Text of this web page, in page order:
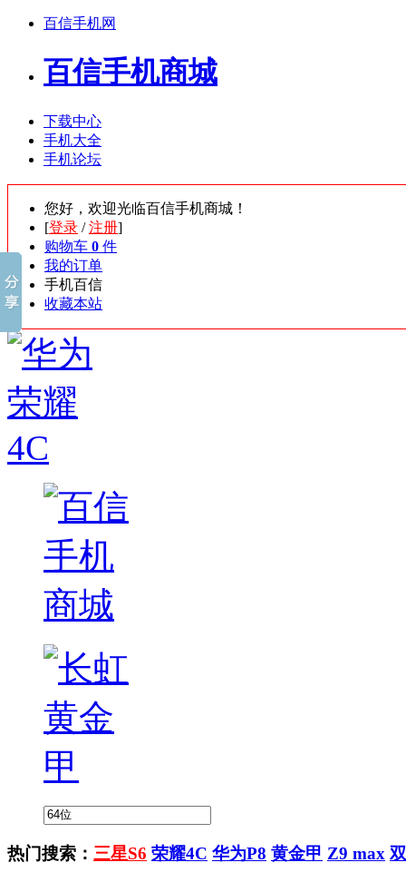
百信手机网
百信手机商城
下载中心
手机大全
手机论坛
您好，欢迎光临百信手机商城！
[登录 /注册]
购物车 0 件
我的订单
手机百信
收藏本站
热门搜索： 三星S6 荣耀4C 华为P8 黄金甲 Z9 max